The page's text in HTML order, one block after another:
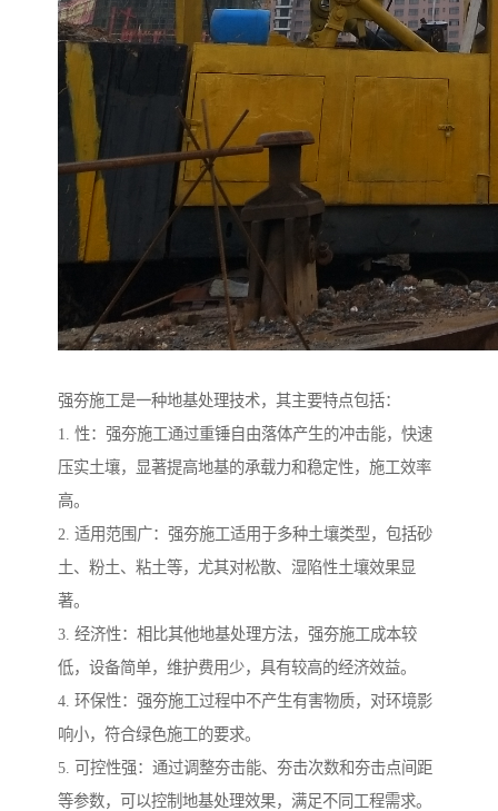
强夯施工是一种地基处理技术，其主要特点包括：
1. 性：强夯施工通过重锤自由落体产生的冲击能，快速
压实土壤，显著提高地基的承载力和稳定性，施工效率
高。
2. 适用范围广：强夯施工适用于多种土壤类型，包括砂
土、粉土、粘土等，尤其对松散、湿陷性土壤效果显
著。
3. 经济性：相比其他地基处理方法，强夯施工成本较
低，设备简单，维护费用少，具有较高的经济效益。
4. 环保性：强夯施工过程中不产生有害物质，对环境影
响小，符合绿色施工的要求。
5. 可控性强：通过调整夯击能、夯击次数和夯击点间距
等参数，可以控制地基处理效果，满足不同工程需求。